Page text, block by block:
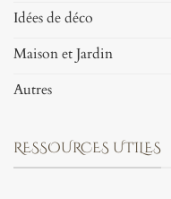
Idées de déco
Maison et Jardin
Autres
RESSOURCES UTILES